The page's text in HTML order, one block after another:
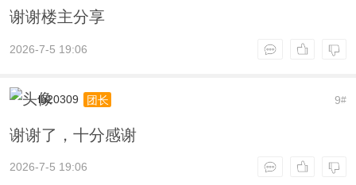
谢谢楼主分享
2026-7-5 19:06
9#
lb20309 团长
谢谢了，十分感谢
2026-7-5 19:06